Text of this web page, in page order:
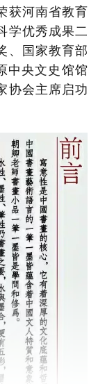
获河南省教育
学优秀成果二
、国家教育部
中央文史馆馆
协会主席启功